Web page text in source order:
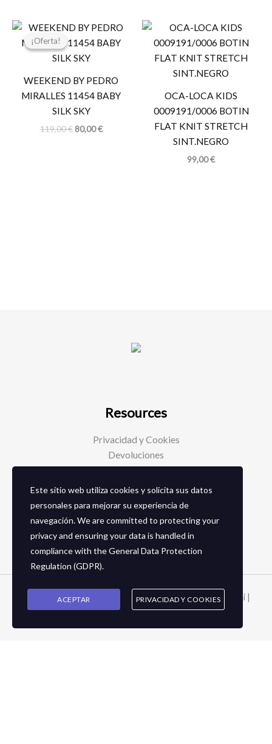
¡Oferta!
¡Oferta!
WEEKEND BY PEDRO
MIRALLES 11454 BABY
SILK SKY
119,00€
El
original
era:
80,00€
El
actual
OCA-LOCA KIDS
0009191/0006 BOTIN
FLAT KNIT STRETCH
SINT.NEGRO
99,00€
Resources
Privacidad y Cookies
Devoluciones
Social Media
Facebook
Instagram
Copyright © 2026 Zapaterias en granada - Calzados toñi |
2024
Este sitio web utiliza cookies y solicita sus datos
personales para mejorar su experiencia de
navegación. We are committed to protecting your
privacy and ensuring your data is handled in
compliance with theGeneral Data Protection
Regulation (GDPR).
ACEPTAR PRIVACIDAD Y COOKIES